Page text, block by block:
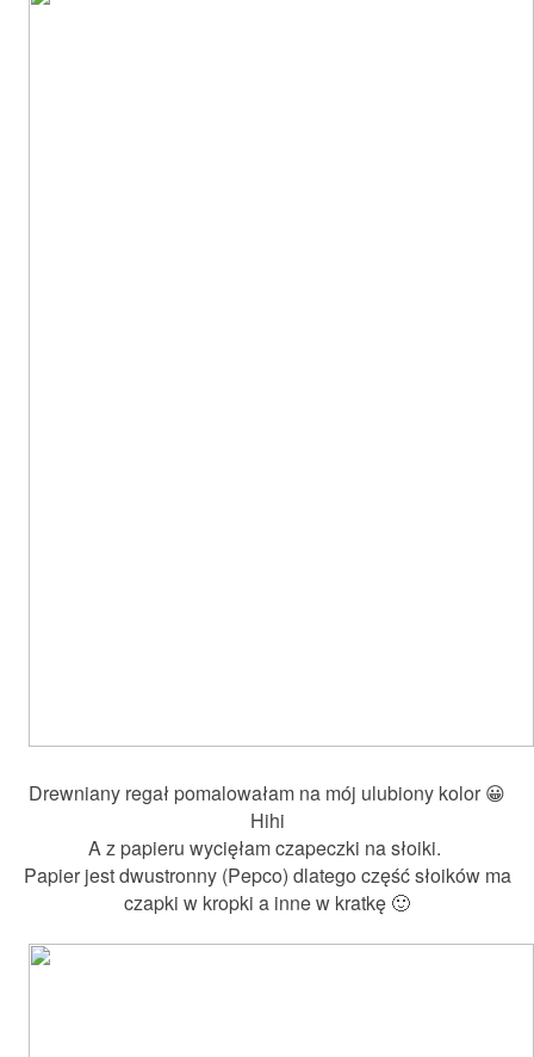
Drewniany regał pomalowałam na mój ulubiony kolor 😀
Hihi
A z papieru wycięłam czapeczki na słoiki.
Papier jest dwustronny (Pepco) dlatego część słoików ma
czapki w kropki a inne w kratkę 🙂